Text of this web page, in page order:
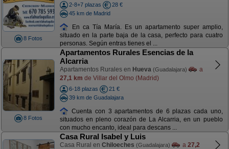
8 Fotos
2-8+7 plazas
28 €
45 km de Madrid
En ca Tía María. Es un apartamento super amplio,
situado en la parte baja de la casa, perfecto para cuatro
personas. Según entras tienes el ...
8 Fotos
Apartamentos Rurales Esencias de la
Alcarria
Apartamentos Rurales en Hueva (Guadalajara)
a
27,1 km de Villar del Olmo (Madrid)
6-18 plazas
21 €
39 km de Guadalajara
Cuenta con 3 apartamentos de 6 plazas cada uno,
situados en pleno corazón de La Alcarria, en un pueblo
con mucho encanto, ideal para descans ...
Casa Rural Isabel y Luis
Casa Rural en Chiloeches (Guadalajara) a 27,2